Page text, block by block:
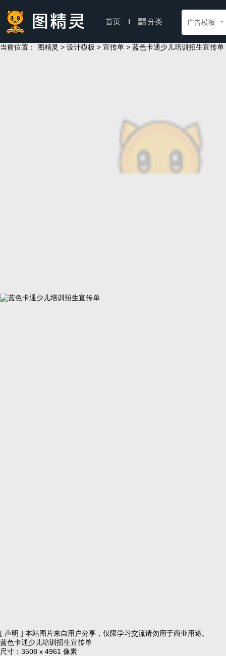
首页 分类 广告模板
当前位置： 图精灵 > 设计模板 > 宣传单 > 蓝色卡通少儿培训招生宣传单
[ 声明 ] 本站图片来自用户分享，仅限学习交流请勿用于商业用途。
蓝色卡通少儿培训招生宣传单
尺寸：3508 x 4961 像素